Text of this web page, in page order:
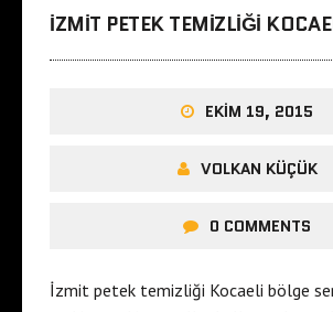
İZMIT PETEK TEMIZLIĞI
EKIM 19, 2015
VOLKAN KÜÇÜK
0 COMMENTS
İzmit petek temizliği Kocaeli bölge